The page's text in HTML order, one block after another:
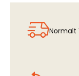
Normalt